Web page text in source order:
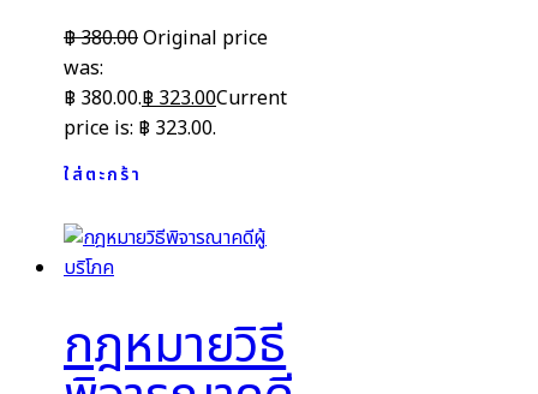
฿380.00Original price
was:
฿ 380.00.฿323.00Current
price is: ฿ 323.00.
ใส่ตะกร้า
กฎหมายวิธี